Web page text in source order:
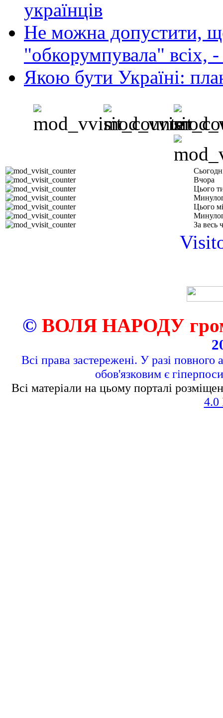
українців
Не можна допустити,
"обкорумпувала" всіх,
Якою бути Україні:
Вчора
Цього
Цього
За весь
© ВОЛЯ НАРОДУ
Всі права застережені. У разі повного
обов'язковим є
Всі матеріали на цьому порталі
4.0